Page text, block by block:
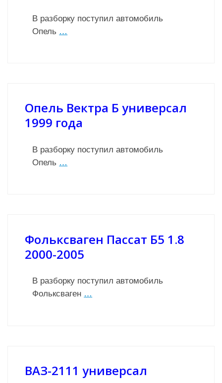
В разборку поступил автомобиль
Опель …
Опель Вектра Б универсал
1999 года
В разборку поступил автомобиль
Опель …
Фольксваген Пассат Б5 1.8
2000-2005
В разборку поступил автомобиль
Фольксваген …
ВАЗ-2111 универсал